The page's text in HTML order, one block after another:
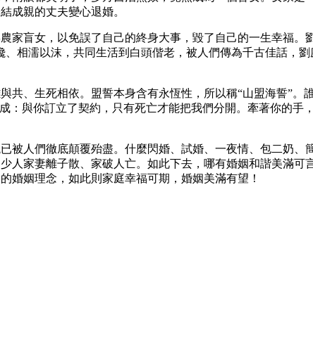
成親的丈夫變心退婚。
家盲女，以免誤了自己的終身大事，毀了自己的一生幸福。
相濡以沫，共同生活到白頭偕老，被人們傳為千古佳話，
、生死相依。盟誓本身含有永恆性，所以稱“山盟海誓”。
：與你訂立了契約，只有死亡才能把我們分開。牽著你的手
被人們徹底顛覆殆盡。什麼閃婚、試婚、一夜情、包二奶
人家妻離子散、家破人亡。如此下去，哪有婚姻和諧美滿
婚姻理念，如此則家庭幸福可期，婚姻美滿有望！